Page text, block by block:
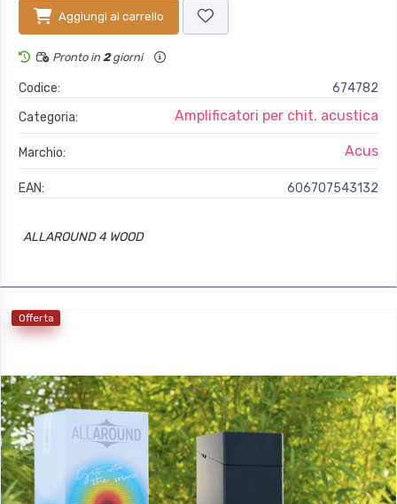
Aggiungi al carrello
Pronto in 2giorni
Codice:
674782
Categoria:
Amplificatori per chit. acustica
Marchio: Acus
EAN: 606707543132
ALLAROUND 4 WOOD
Offerta